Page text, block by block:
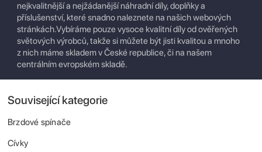
nejkvalitnější a nejžádanější náhradní díly, doplňky a
příslušenství, které snadno naleznete na našich webových
stránkách.Vybíráme pouze vysoce kvalitní díly od ověřených
světových výrobců, takže si můžete být jisti kvalitou a mnoho
z nich máme skladem v České republice, či na našem
centrálním evropském skladě.
Související kategorie
Brzdové spínače
Cívky